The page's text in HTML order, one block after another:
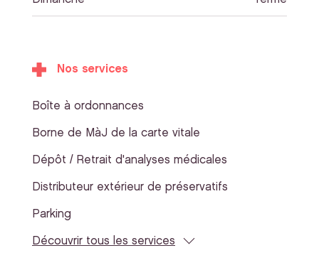
Nos services
Boîte à ordonnances
Borne de MàJ de la carte vitale
Dépôt / Retrait d'analyses médicales
Distributeur extérieur de préservatifs
Parking
Découvrir tous les services